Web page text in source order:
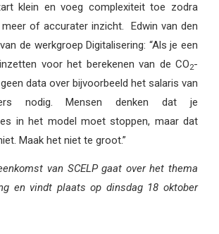
klein en voeg complexiteit toe zodra
of accurater inzicht. Edwin van den
de werkgroep Digitalisering: “Als je een
voor het berekenen van de CO2-
data over bijvoorbeeld het salaris van
nodig. Mensen denken dat je
in het model moet stoppen, maar dat
Maak het niet te groot.”
van SCELP gaat over het thema
en vindt plaats op dinsdag 18 oktober